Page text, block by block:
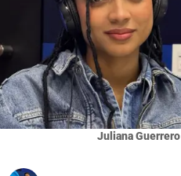
Juliana Guerrero